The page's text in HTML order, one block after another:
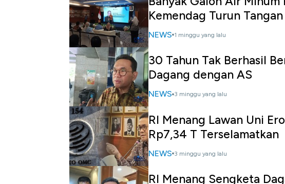
Kemendag Turun Tangan
NEWS 1 minggu yang lalu
30 Tahun Tak Berhasil
Dagang dengan AS
NEWS 3 minggu yang lalu
RI Menang Lawan Uni
Rp7,34 T Terselamatkan
NEWS 3 minggu yang lalu
RI Menang Sengketa